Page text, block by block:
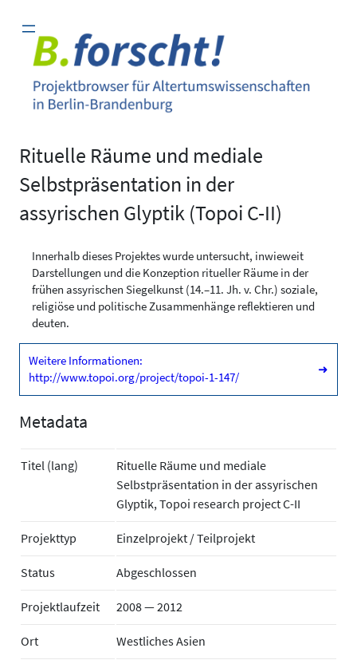
Inhalt
springen
Rituelle Räume und mediale
Selbstpräsentation in der
assyrischen Glyptik (Topoi C-II)
Innerhalb dieses Projektes wurde untersucht, inwieweit
Darstellungen und die Konzeption ritueller Räume in der
frühen assyrischen Siegelkunst (14.–11. Jh. v. Chr.) soziale,
religiöse und politische Zusammenhänge reflektieren und
deuten.
Weitere Informationen:
http://www.topoi.org/project/topoi-1-147/
➜
Metadata
Titel (lang)
Rituelle Räume und mediale
Selbstpräsentation in der assyrischen
Glyptik, Topoi research project C-II
Projekttyp Einzelprojekt / Teilprojekt
Status Abgeschlossen
Projektlaufzeit 2008 — 2012
Ort Westliches Asien